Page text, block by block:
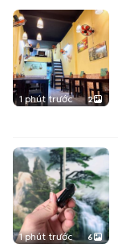
1 phút trước 2
1 phút trước 6